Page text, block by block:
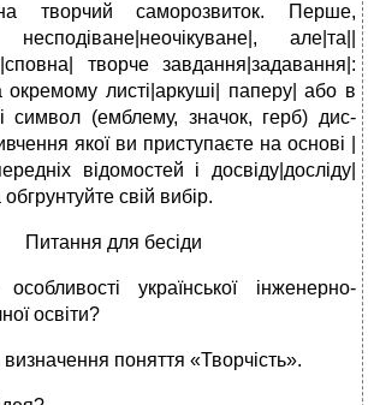
творчий саморозвиток. Перше,
несподіване|неочікуване|, але|та||
творче завдання|задавання|:
листі|аркуші| паперу| або в
символ (емблему, значок, герб) дис­
якої ви приступаєте на основі |
відомостей і досвіду|досліду|
свій вибір.
Питання для бесіди
української інженерно-
освіти?
визначення поняття «Творчість».